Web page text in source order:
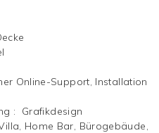
Online-Support, Installation
:
Grafikdesign
Home Bar, Bürogebäude,